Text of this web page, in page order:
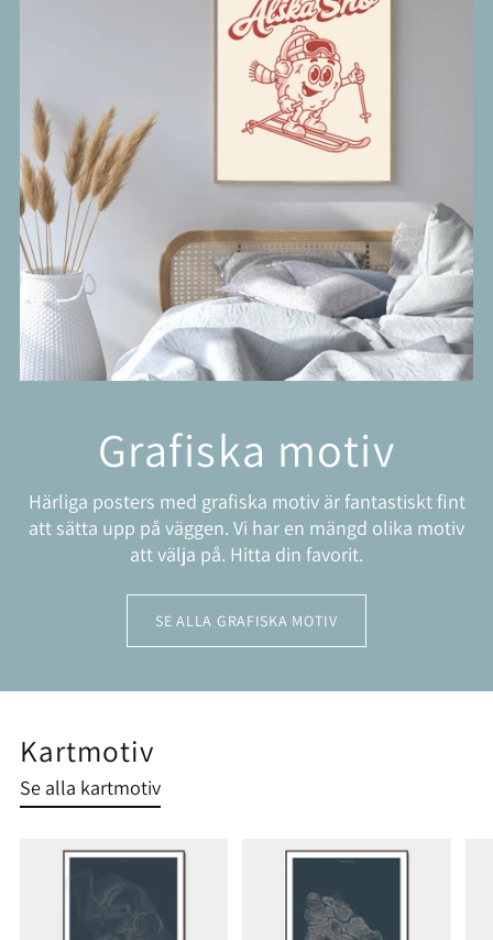
Grafiska motiv
Härliga posters med grafiska motiv är fantastiskt fint
att sätta upp på väggen. Vi har en mängd olika motiv
att välja på. Hitta din favorit.
SE ALLA GRAFISKA MOTIV
Kartmotiv
Se alla kartmotiv